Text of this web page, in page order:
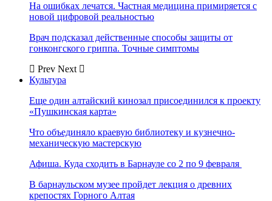
На ошибках лечатся. Частная медицина примиряется с
новой цифровой реальностью
Врач подсказал действенные способы защиты от
гонконгского гриппа. Точные симптомы
Prev Next
Культура
Еще один алтайский кинозал присоединился к проекту
«Пушкинская карта»
Что объединяло краевую библиотеку и кузнечно-
механическую мастерскую
Афиша. Куда сходить в Барнауле со 2 по 9 февраля
В барнаульском музее пройдет лекция о древних
крепостях Горного Алтая